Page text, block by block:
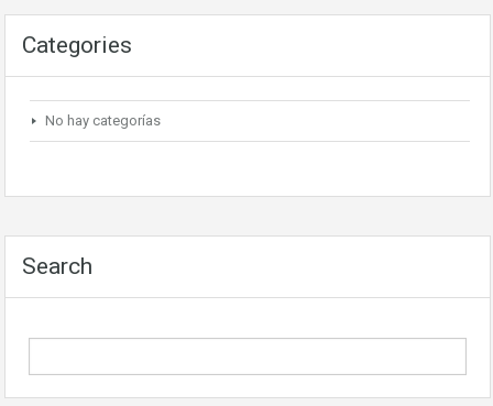
Categories
No hay categorías
Search